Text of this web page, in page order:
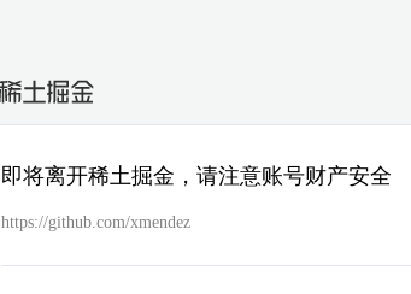
即将离开稀土掘金，请注意账号财产安全
https://github.com/xmendez